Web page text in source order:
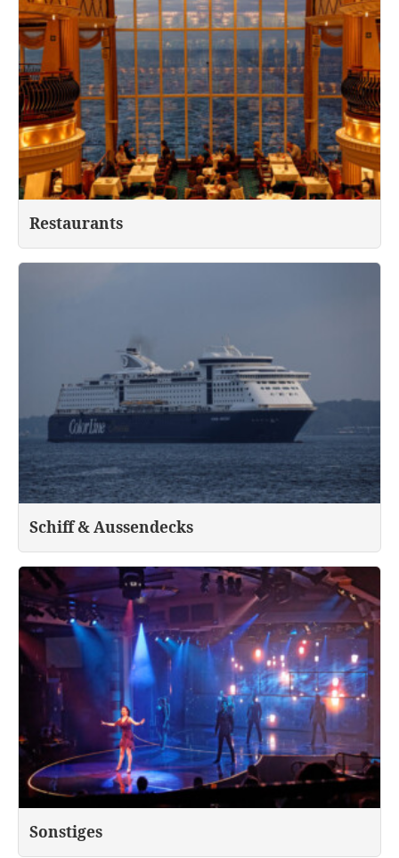
Restaurants
Schiff & Aussendecks
Sonstiges